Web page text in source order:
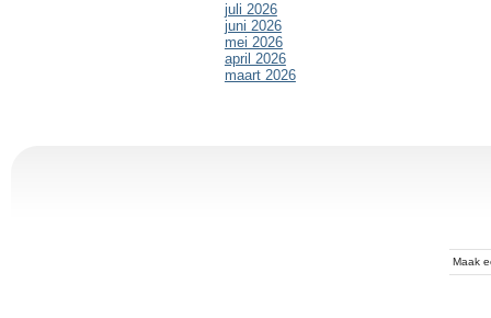
juli 2026
juni 2026
mei 2026
april 2026
maart 2026
Maak